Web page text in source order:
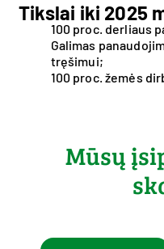
Tikslai iki 2025
100 proc. derliaus
Galimas
tręšimui;
100 proc. žemės
Mūsų